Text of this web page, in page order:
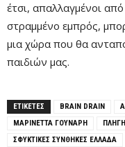
έτσι, απαλλαγμένοι
στραμμένο εμπρός,
μια χώρα που θα
παιδιών μας.
ΕΤΙΚΕΤΕΣ BRAIN DRAIN
ΜΑΡΙΝΕΤΤΑ ΓΟΥΝΑΡΗ
ΣΦΥΚΤΙΚΕΣ ΣΥΝΘΗΚΕΣ ΕΛΛΑΔΑ